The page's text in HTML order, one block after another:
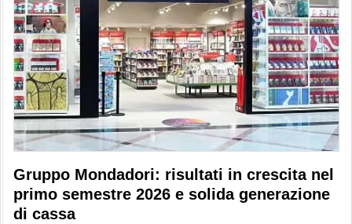
Gruppo Mondadori: risultati in crescita nel
primo semestre 2026 e solida generazione
di cassa